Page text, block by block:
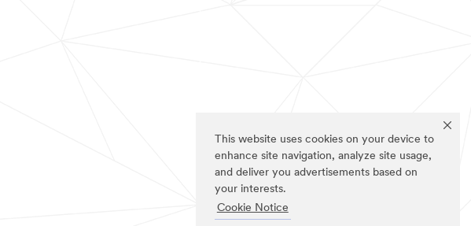
This website uses cookies on your device to
enhance site navigation, analyze site usage,
and deliver you advertisements based on
your interests.
Cookie Notice